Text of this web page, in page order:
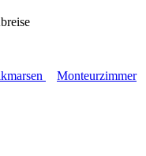
Monteurzimmer